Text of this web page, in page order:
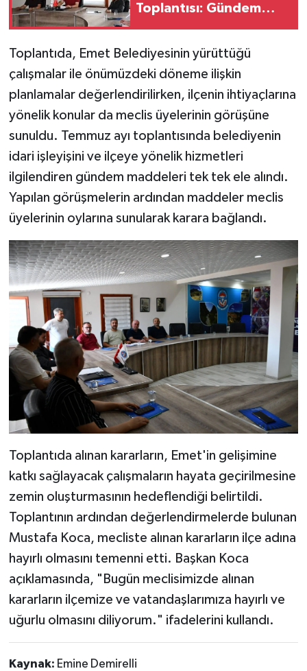
Toplantısı: Gündem
Toplantıda, Emet Belediyesinin yürüttüğü
çalışmalar ile önümüzdeki döneme ilişkin
planlamalar değerlendirilirken, ilçenin ihtiyaçlarına
yönelik konular da meclis üyelerinin görüşüne
sunuldu. Temmuz ayı toplantısında belediyenin
idari işleyişini ve ilçeye yönelik hizmetleri
ilgilendiren gündem maddeleri tek tek ele alındı.
Yapılan görüşmelerin ardından maddeler meclis
üyelerinin oylarına sunularak karara bağlandı.
Toplantıda alınan kararların, Emet'in gelişimine
katkı sağlayacak çalışmaların hayata geçirilmesine
zemin oluşturmasının hedeflendiği belirtildi.
Toplantının ardından değerlendirmelerde bulunan
Mustafa Koca, mecliste alınan kararların ilçe adına
hayırlı olmasını temenni etti. Başkan Koca
açıklamasında, "Bugün meclisimizde alınan
kararların ilçemize ve vatandaşlarımıza hayırlı ve
uğurlu olmasını diliyorum." ifadelerini kullandı.
Kaynak: Emine Demirelli
Vefat Haberleri
Yaşam